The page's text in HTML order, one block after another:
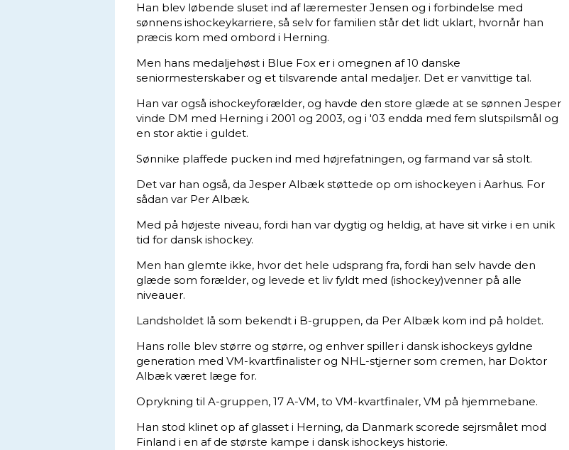
Han blev løbende sluset ind af læremester Jensen og i forbindelse med
sønnens ishockeykarriere, så selv for familien står det lidt uklart, hvornår han
præcis kom med ombord i Herning.
Men hans medaljehøst i Blue Fox er i omegnen af 10 danske
seniormesterskaber og et tilsvarende antal medaljer. Det er vanvittige tal.
Han var også ishockeyforælder, og havde den store glæde at se sønnen Jesper
vinde DM med Herning i 2001 og 2003, og i '03 endda med fem slutspilsmål og
en stor aktie i guldet.
Sønnike plaffede pucken ind med højrefatningen, og farmand var så stolt.
Det var han også, da Jesper Albæk støttede op om ishockeyen i Aarhus. For
sådan var Per Albæk.
Med på højeste niveau, fordi han var dygtig og heldig, at have sit virke i en unik
tid for dansk ishockey.
Men han glemte ikke, hvor det hele udsprang fra, fordi han selv havde den
glæde som forælder, og levede et liv fyldt med (ishockey)venner på alle
niveauer.
Landsholdet lå som bekendt i B-gruppen, da Per Albæk kom ind på holdet.
Hans rolle blev større og større, og enhver spiller i dansk ishockeys gyldne
generation med VM-kvartfinalister og NHL-stjerner som cremen, har Doktor
Albæk været læge for.
Oprykning til A-gruppen, 17 A-VM, to VM-kvartfinaler, VM på hjemmebane.
Han stod klinet op af glasset i Herning, da Danmark scorede sejrsmålet mod
Finland i en af de største kampe i dansk ishockeys historie.